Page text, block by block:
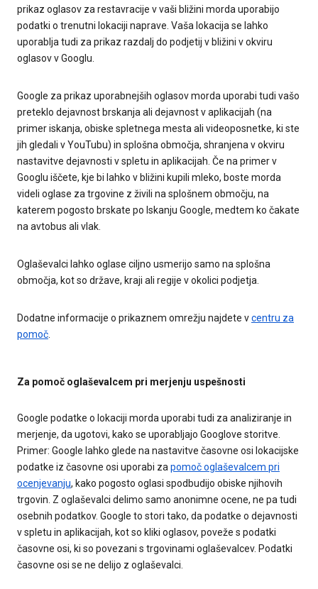
prikaz oglasov za restavracije v vaši bližini morda uporabijo
podatki o trenutni lokaciji naprave. Vaša lokacija se lahko
uporablja tudi za prikaz razdalj do podjetij v bližini v okviru
oglasov v Googlu.
Google za prikaz uporabnejših oglasov morda uporabi tudi vašo
preteklo dejavnost brskanja ali dejavnost v aplikacijah (na
primer iskanja, obiske spletnega mesta ali videoposnetke, ki ste
jih gledali v YouTubu) in splošna območja, shranjena v okviru
nastavitve dejavnosti v spletu in aplikacijah. Če na primer v
Googlu iščete, kje bi lahko v bližini kupili mleko, boste morda
videli oglase za trgovine z živili na splošnem območju, na
katerem pogosto brskate po Iskanju Google, medtem ko čakate
na avtobus ali vlak.
Oglaševalci lahko oglase ciljno usmerijo samo na splošna
območja, kot so države, kraji ali regije v okolici podjetja.
Dodatne informacije o prikaznem omrežju najdete vcentru za
pomoč
Za pomoč oglaševalcem pri merjenju uspešnosti
Google podatke o lokaciji morda uporabi tudi za analiziranje in
merjenje, da ugotovi, kako se uporabljajo Googlove storitve. ​
Primer: Google lahko glede na nastavitve časovne osi lokacijske
podatke iz časovne osi uporabi za pomoč oglaševalcem pri
ocenjevanju, kako pogosto oglasi spodbudijo obiske njihovih
trgovin. Z oglaševalci delimo samo anonimne ocene, ne pa tudi
osebnih podatkov. Google to stori tako, da podatke o dejavnosti
v spletu in aplikacijah, kot so kliki oglasov, poveže s podatki
časovne osi, ki so povezani s trgovinami oglaševalcev. Podatki
časovne osi se ne delijo z oglaševalci.